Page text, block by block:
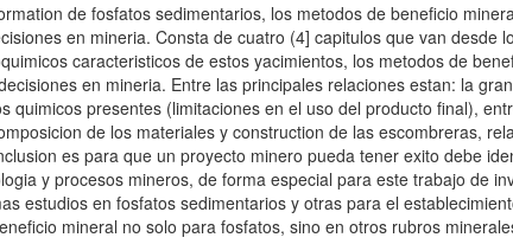
de fosfatos sedimentarios, los metodos de beneficio
en mineria. Consta de cuatro (4] capitulos que van desde
caracteristicos de estos yacimientos, los metodos de
en mineria. Entre las principales relaciones estan: la
presentes (limitaciones en el uso del producto final),
de los materiales y construction de las escombreras,
es para que un proyecto minero pueda tener exito debe
y procesos mineros, de forma especial para este trabajo de
estudios en fosfatos sedimentarios y otras para el
mineral no solo para fosfatos, sino en otros rubros